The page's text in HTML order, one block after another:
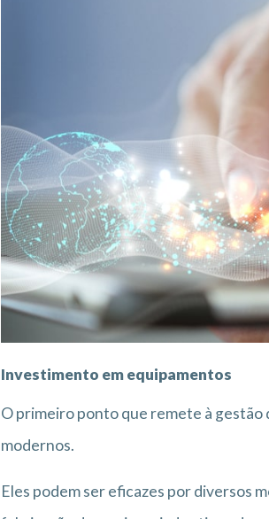
Investimento em equipamentos
O primeiro ponto que remete à gestão
modernos.
Eles podem ser eficazes por diversos